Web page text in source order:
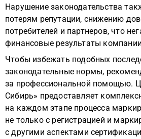
Нарушение законодательства
потерям репутации, снижению
потребителей и партнеров, что
финансовые результаты
Чтобы избежать подобных
законодательные нормы,
за профессиональной помощью.
Сибирь» предоставляет
на каждом этапе процесса
не только с регистрацией и
с другими аспектами